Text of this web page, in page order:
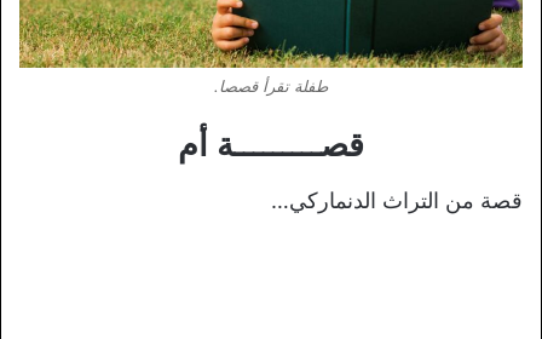
طفلة تقرأ قصصا.
قصـــــــــة أم
قصة من التراث الدنماركي…